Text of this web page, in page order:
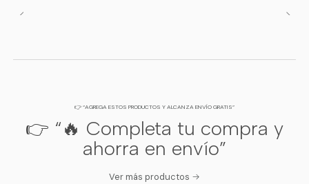
👉 “AGREGA ESTOS PRODUCTOS Y ALCANZA ENVÍO GRATIS”
👉 “🔥 Completa tu compra y
ahorra en envío”
Ver más productos